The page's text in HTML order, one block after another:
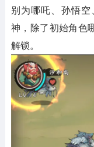
别为哪吒、孙悟
神，除了初始角色
解锁。